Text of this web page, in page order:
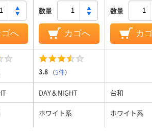
ゴへ
数量
カゴへ
数量
カ
3.8 （5件）
DAY＆NIGHT 台和
ホワイト系 ホワイト系